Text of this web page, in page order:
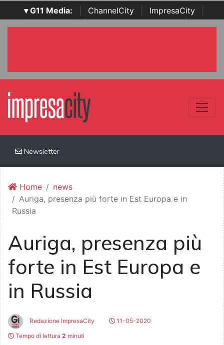
▾ G11 Media: ChannelCity ImpresaCity
SecurityOpenLab | Italian Channel Awards | Italian
Newsletter
Home
news
Auriga, presenza più forte in Est Europa e in
Russia
Auriga, presenza più
forte in Est Europa e
in Russia
Redazione ImpresaCity
11-05-2020
Tempo di lettura 2 minuti